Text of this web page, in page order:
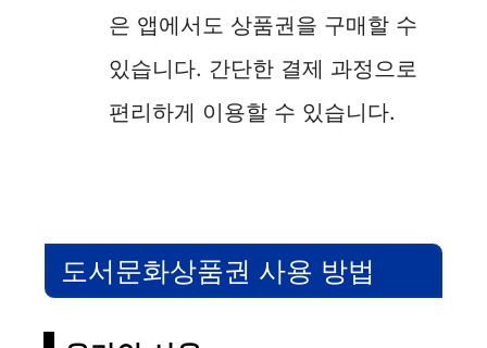
은 앱에서도 상품권을 구매할 수
있습니다. 간단한 결제 과정으로
편리하게 이용할 수 있습니다.
도서문화상품권 사용 방법